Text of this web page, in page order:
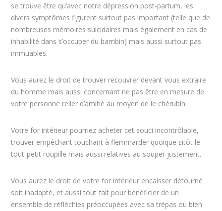
se trouve être qu’avec notre dépression post-partum, les
divers symptômes figurent surtout pas important (telle que de
nombreuses mémoires suicidaires mais également en cas de
inhabilité dans s’occuper du bambin) mais aussi surtout pas
immuables.
Vous aurez le droit de trouver recouvrer devant vous extraire
du homme mais aussi concernant ne pas être en mesure de
votre personne relier d’amitié au moyen de le chérubin.
Votre for intérieur pourriez acheter cet souci incontrôlable,
trouver empêchant touchant à flemmarder quoique sitôt le
tout-petit roupille mais aussi relatives au souper justement.
Vous aurez le droit de votre for intérieur encaisser détourné
soit inadapté, et aussi tout fait pour bénéficier de un
ensemble de réfléchies préoccupées avec sa trépas ou bien